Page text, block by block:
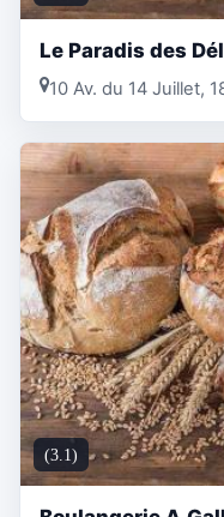
Le Paradis des
10 Av. du 14 Juillet,
(3.1)